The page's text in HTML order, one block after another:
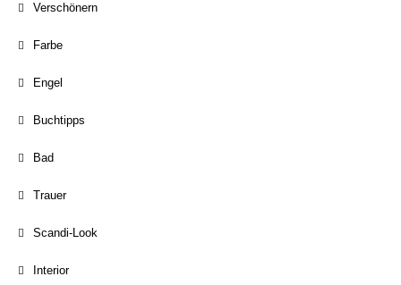
Verschönern
Farbe
Engel
Buchtipps
Bad
Trauer
Scandi-Look
Interior